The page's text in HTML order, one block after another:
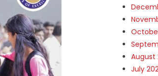
August
July